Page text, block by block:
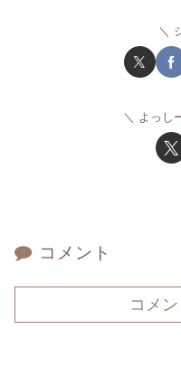
よっし
コメント
コメ